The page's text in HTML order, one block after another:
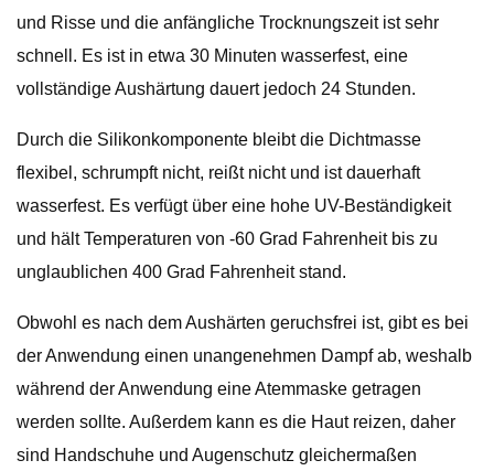
und Risse und die anfängliche Trocknungszeit ist sehr
schnell. Es ist in etwa 30 Minuten wasserfest, eine
vollständige Aushärtung dauert jedoch 24 Stunden.
Durch die Silikonkomponente bleibt die Dichtmasse
flexibel, schrumpft nicht, reißt nicht und ist dauerhaft
wasserfest. Es verfügt über eine hohe UV-Beständigkeit
und hält Temperaturen von -60 Grad Fahrenheit bis zu
unglaublichen 400 Grad Fahrenheit stand.
Obwohl es nach dem Aushärten geruchsfrei ist, gibt es bei
der Anwendung einen unangenehmen Dampf ab, weshalb
während der Anwendung eine Atemmaske getragen
werden sollte. Außerdem kann es die Haut reizen, daher
sind Handschuhe und Augenschutz gleichermaßen